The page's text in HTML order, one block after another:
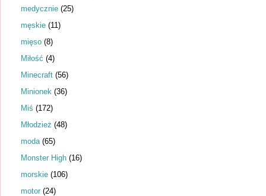
medycznie (25)
męskie (11)
mięso (8)
Miłość (4)
Minecraft (56)
Minionek (36)
Miś (172)
Młodzież (48)
moda (65)
Monster High (16)
morskie (106)
motor (24)